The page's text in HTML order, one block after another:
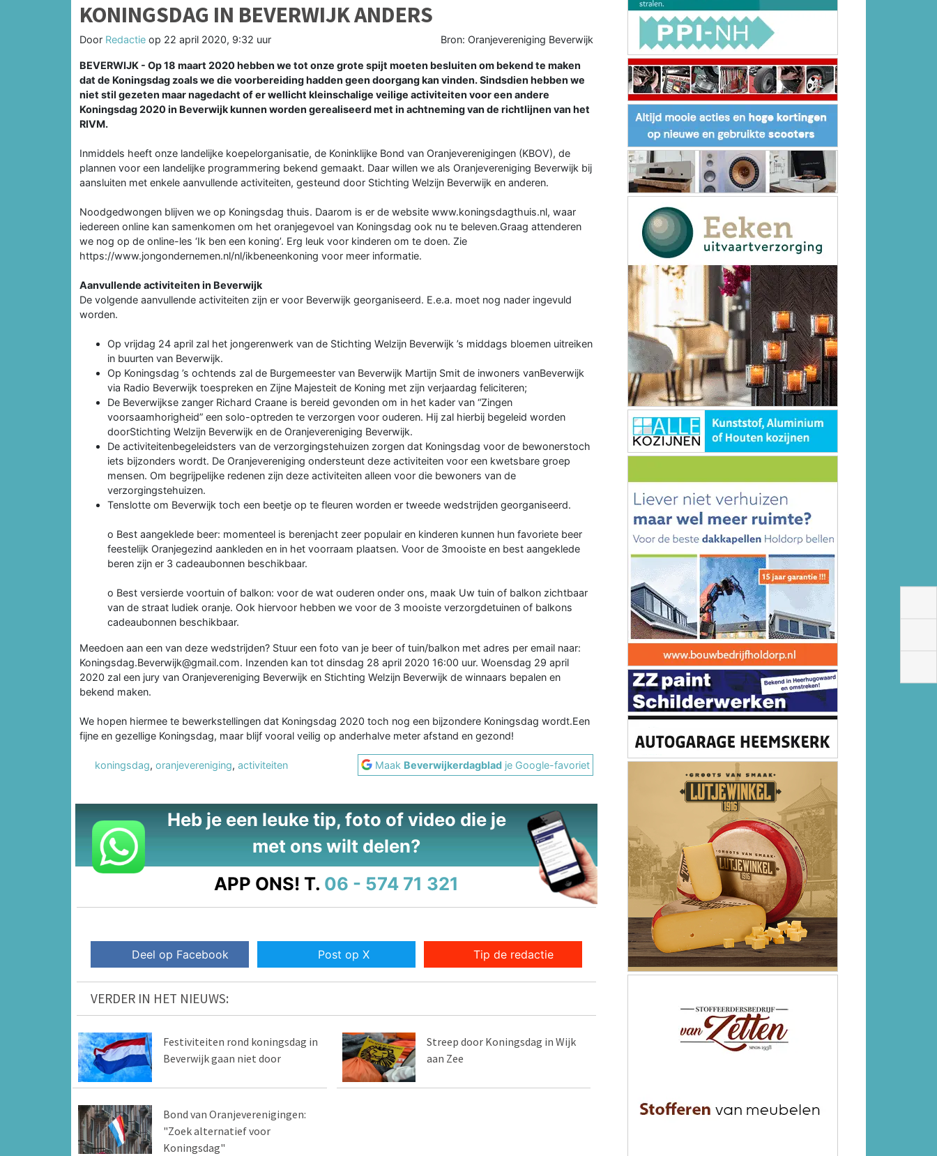
KONINGSDAG IN BEVERWIJK ANDERS
Door Redactie op 22 april 2020, 9:32 uur Bron: Oranjevereniging Beverwijk
BEVERWIJK - Op 18 maart 2020 hebben we tot onze grote spijt moeten besluiten om bekend te maken
dat de Koningsdag zoals we die voorbereiding hadden geen doorgang kan vinden. Sindsdien hebben we
niet stil gezeten maar nagedacht of er wellicht kleinschalige veilige activiteiten voor een andere
Koningsdag 2020 in Beverwijk kunnen worden gerealiseerd met in achtneming van de richtlijnen van het
RIVM.
Inmiddels heeft onze landelijke koepelorganisatie, de Koninklijke Bond van Oranjeverenigingen (KBOV), de
plannen voor een landelijke programmering bekend gemaakt. Daar willen we als Oranjevereniging Beverwijk bij
aansluiten met enkele aanvullende activiteiten, gesteund door Stichting Welzijn Beverwijk en anderen.
Noodgedwongen blijven we op Koningsdag thuis. Daarom is er de website www.koningsdagthuis.nl, waar
iedereen online kan samenkomen om het oranjegevoel van Koningsdag ook nu te beleven.Graag attenderen
we nog op de online-les ‘Ik ben een koning’. Erg leuk voor kinderen om te doen. Zie
https://www.jongondernemen.nl/nl/ikbeneenkoning voor meer informatie.
Aanvullende activiteiten in Beverwijk
De volgende aanvullende activiteiten zijn er voor Beverwijk georganiseerd. E.e.a. moet nog nader ingevuld
worden.
Op vrijdag 24 april zal het jongerenwerk van de Stichting Welzijn Beverwijk ’s middags bloemen uitreiken
in buurten van Beverwijk.
Op Koningsdag ’s ochtends zal de Burgemeester van Beverwijk Martijn Smit de inwoners vanBeverwijk
via Radio Beverwijk toespreken en Zijne Majesteit de Koning met zijn verjaardag feliciteren;
De Beverwijkse zanger Richard Craane is bereid gevonden om in het kader van “Zingen
voorsaamhorigheid” een solo-optreden te verzorgen voor ouderen. Hij zal hierbij begeleid worden
doorStichting Welzijn Beverwijk en de Oranjevereniging Beverwijk.
De activiteitenbegeleidsters van de verzorgingstehuizen zorgen dat Koningsdag voor de bewonerstoch
iets bijzonders wordt. De Oranjevereniging ondersteunt deze activiteiten voor een kwetsbare groep
mensen. Om begrijpelijke redenen zijn deze activiteiten alleen voor die bewoners van de
verzorgingstehuizen.
Tenslotte om Beverwijk toch een beetje op te fleuren worden er tweede wedstrijden georganiseerd.
o Best aangeklede beer: momenteel is berenjacht zeer populair en kinderen kunnen hun favoriete beer
feestelijk Oranjegezind aankleden en in het voorraam plaatsen. Voor de 3mooiste en best aangeklede
beren zijn er 3 cadeaubonnen beschikbaar.
o Best versierde voortuin of balkon: voor de wat ouderen onder ons, maak Uw tuin of balkon zichtbaar
van de straat ludiek oranje. Ook hiervoor hebben we voor de 3 mooiste verzorgdetuinen of balkons
cadeaubonnen beschikbaar.
Meedoen aan een van deze wedstrijden? Stuur een foto van je beer of tuin/balkon met adres per email naar:
Koningsdag.Beverwijk@gmail.com. Inzenden kan tot dinsdag 28 april 2020 16:00 uur. Woensdag 29 april
2020 zal een jury van Oranjevereniging Beverwijk en Stichting Welzijn Beverwijk de winnaars bepalen en
bekend maken.
We hopen hiermee te bewerkstellingen dat Koningsdag 2020 toch nog een bijzondere Koningsdag wordt.Een
fijne en gezellige Koningsdag, maar blijf vooral veilig op anderhalve meter afstand en gezond!
koningsdag, oranjevereniging, activiteiten Maak Beverwijkerdagblad je Google-favoriet
Heb je een leuke tip, foto of video die je
met ons wilt delen?
APP ONS! T. 06 - 574 71 321
Deel op Facebook Post op X Tip de redactie
VERDER IN HET NIEUWS:
Festiviteiten rond koningsdag in
Beverwijk gaan niet door
Streep door Koningsdag in Wijk
aan Zee
Bond van Oranjeverenigingen:
"Zoek alternatief voor
Koningsdag"